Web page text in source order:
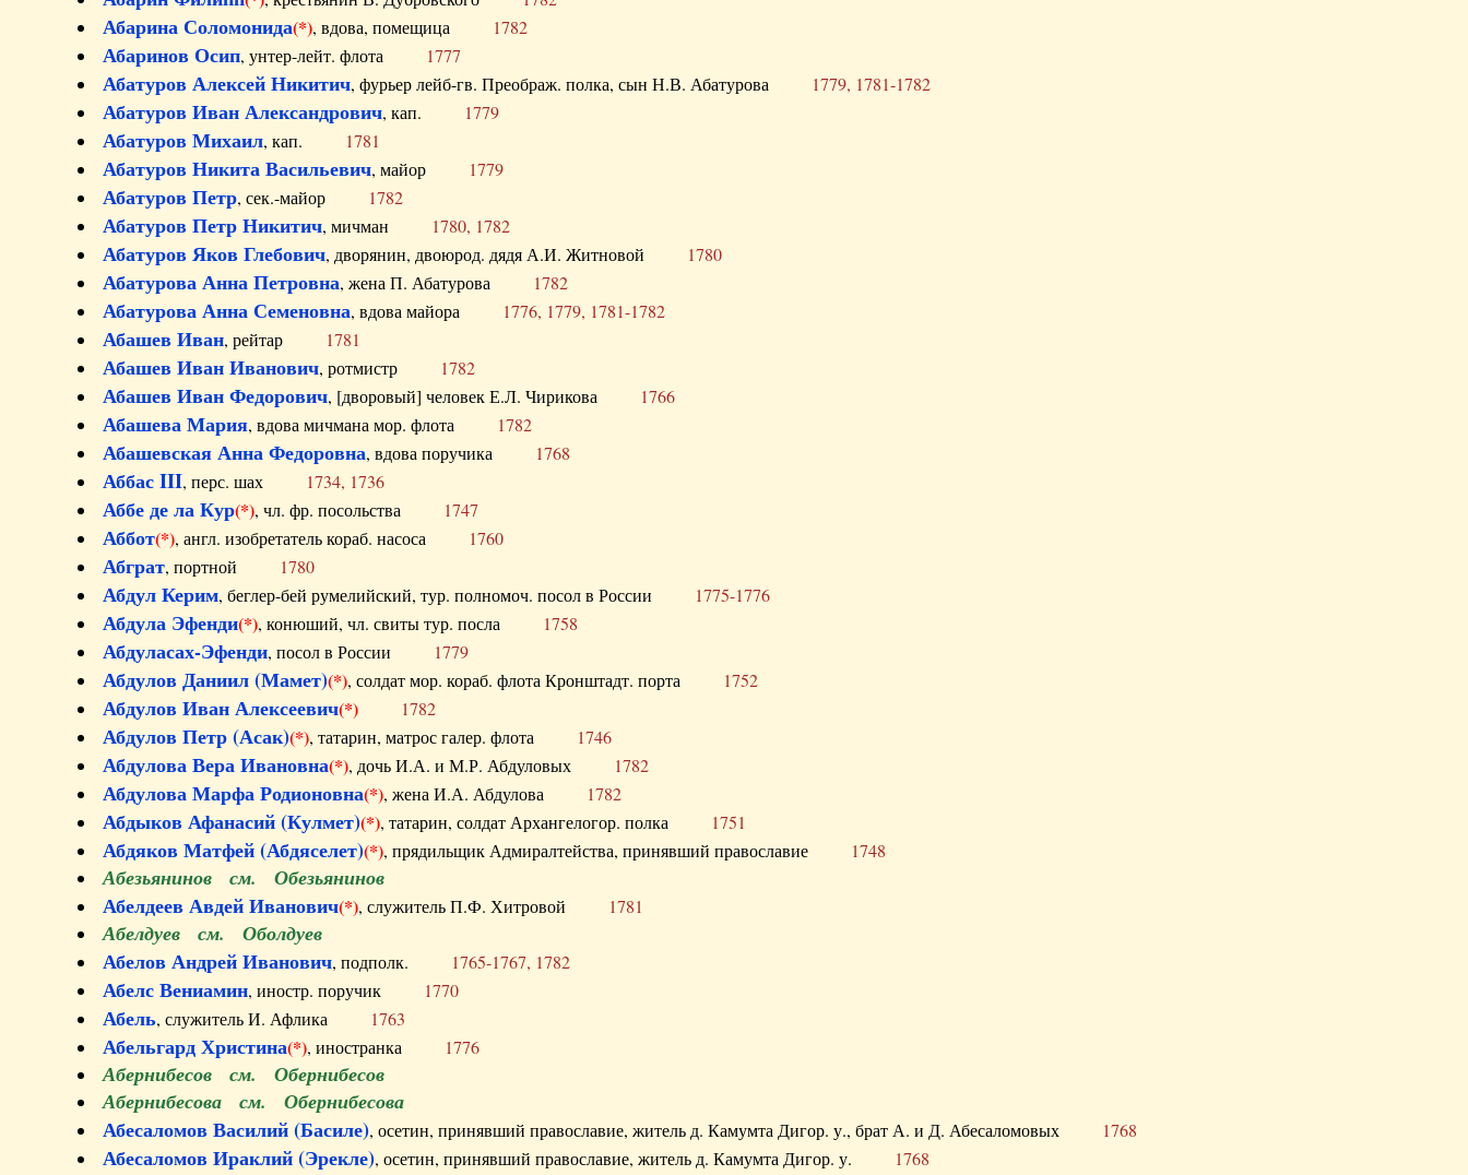
Абарина Соломонида(*), вдова, помещица 1782
Абаринов Осип, унтер-лейт. флота 1777
Абатуров Алексей Никитич, фурьер лейб-гв. Преображ. полка, сын Н.В. Абатурова 1779, 1781-1782
Абатуров Иван Александрович, кап. 1779
Абатуров Михаил, кап. 1781
Абатуров Никита Васильевич, майор 1779
Абатуров Петр, сек.-майор 1782
Абатуров Петр Никитич, мичман 1780, 1782
Абатуров Яков Глебович, дворянин, двоюрод. дядя А.И. Житновой 1780
Абатурова Анна Петровна, жена П. Абатурова 1782
Абатурова Анна Семеновна, вдова майора 1776, 1779, 1781-1782
Абашев Иван, рейтар 1781
Абашев Иван Иванович, ротмистр 1782
Абашев Иван Федорович, [дворовый] человек Е.Л. Чирикова 1766
Абашева Мария, вдова мичмана мор. флота 1782
Абашевская Анна Федоровна, вдова поручика 1768
Аббас III, перс. шах 1734, 1736
Аббе де ла Кур(*), чл. фр. посольства 1747
Аббот(*), англ. изобретатель кораб. насоса 1760
Абграт, портной 1780
Абдул Керим, беглер-бей румелийский, тур. полномоч. посол в России 1775-1776
Абдула Эфенди(*), конюший, чл. свиты тур. посла 1758
Абдуласах-Эфенди, посол в России 1779
Абдулов Даниил (Мамет)(*), солдат мор. кораб. флота Кронштадт. порта 1752
Абдулов Иван Алексеевич(*) 1782
Абдулов Петр (Асак)(*), татарин, матрос галер. флота 1746
Абдулова Вера Ивановна(*), дочь И.А. и М.Р. Абдуловых 1782
Абдулова Марфа Родионовна(*), жена И.А. Абдулова 1782
Абдыков Афанасий (Кулмет)(*), татарин, солдат Архангелогор. полка 1751
Абдяков Матфей (Абдяселет)(*), прядильщик Адмиралтейства, принявший православие 1748
Абезьянинов см. Обезьянинов
Абелдеев Авдей Иванович(*), служитель П.Ф. Хитровой 1781
Абелдуев см. Оболдуев
Абелов Андрей Иванович, подполк. 1765-1767, 1782
Абелс Вениамин, иностр. поручик 1770
Абель, служитель И. Афлика 1763
Абельгард Христина(*), иностранка 1776
Абернибесов см. Обернибесов
Абернибесова см. Обернибесова
Абесаломов Василий (Басиле), осетин, принявший православие, житель д. Камумта Дигор. у., брат А. и Д. Абесаломовых 1768
Абесаломов Ираклий (Эрекле), осетин, принявший православие, житель д. Камумта Дигор. у. 1768